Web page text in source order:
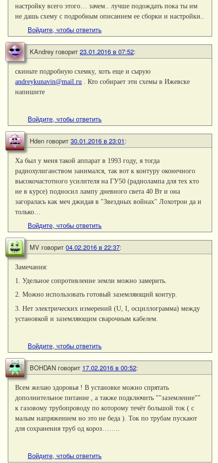
настройку всего этого… зачем.. лучше подождать пока ты им
не дашь схему с подробным описанием ее сборки и настройки..
Войдите, чтобы ответить
KAndrey говорит 23.01.2016 в 07:52:
скиньте подробную схемку, хоть еще и сырую
andreykunavin@mail.ru . Кто собирает эти схемы в Ижевске
напишите
Войдите, чтобы ответить
Hden говорит 30.01.2016 в 23:01:
Ха был у меня такой аппарат в 1993 году, я тогда
радиохулиганством занимался, так вот к контуру оконечного
высокочастотного усилителя на ГУ50 (радиолампа для тех кто
не в курсе) подносил лампу дневного света 40 Вт и она
загоралась как меч джидая в "Звездных войнах" Лохотрон да и
только…
Войдите, чтобы ответить
MV говорит 04.02.2016 в 22:37:
Замечания:
1. Удельное сопротивление земли можно замерить.
2. Можно использовать готовый заземляющий контур.
3. Нет электрических измерений (U, I, осциллограмма) между
установкой и заземляющим сварочным кабелем.
Войдите, чтобы ответить
BOHDAN говорит 17.02.2016 в 00:52:
Всем желаю здоровья ! В установке можно спрятать
дополнительное питание , а также подключить ""заземление""
к газовому трубопроводу по которому течёт большой ток ( с
малым напряжением но это не беда ). Ток по трубам пускают
для сохранения труб од короз……..
Войдите, чтобы ответить